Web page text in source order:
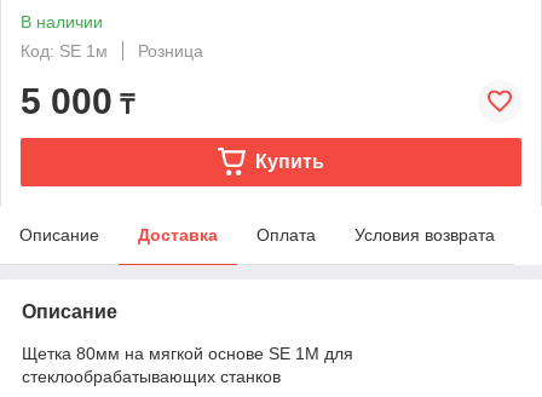
В наличии
Код: SE 1м
Розница
5 000 ₸
Купить
Описание Доставка Оплата Условия возврата
Описание
Щетка 80мм на мягкой основе SE 1M для
стеклообрабатывающих станков